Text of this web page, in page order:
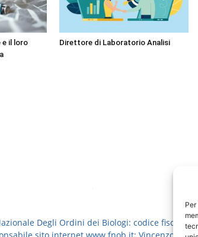
e il loro
Direttore di Laboratorio Analisi
Degli Ordini dei Biologi: codice fiscale